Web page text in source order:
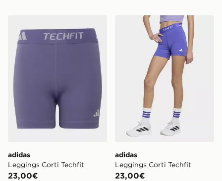
adidas
Leggings Corti Techfit
23,00€
adidas Leggings Corti
adidas
Leggings Corti Techfit
23,00€